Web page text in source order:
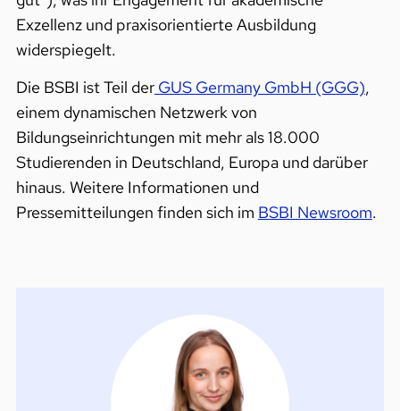
Exzellenz und praxisorientierte Ausbildung
widerspiegelt.
Die BSBI ist Teil derGUS Germany GmbH (GGG),
einem dynamischen Netzwerk von
Bildungseinrichtungen mit mehr als 18.000
Studierenden in Deutschland, Europa und darüber
hinaus. Weitere Informationen und
Pressemitteilungen finden sich im BSBI Newsroom.